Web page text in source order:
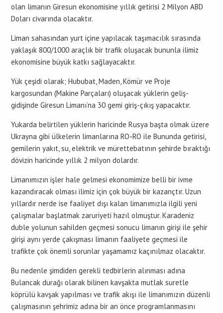
olan limanın Giresun ekonomisine yıllık getirisi 2 Milyon ABD
Doları civarında olacaktır.
Liman sahasından yurt içine yapılacak taşımacılık sırasında
yaklaşık 800/1000 araçlık bir trafik oluşacak bununla ilimiz
ekonomisine büyük katkı sağlayacaktır.
Yük çeşidi olarak; Hububat, Maden, Kömür ve Proje
kargosundan (Makine Parçaları) oluşacak yüklerin geliş-
gidişinde Giresun Limanı’na 30 gemi giriş-çıkış yapacaktır.
Yukarda belirtilen yüklerin haricinde Rusya başta olmak üzere
Ukrayna gibi ülkelerin limanlarına RO-RO ile Bununda getirisi,
gemilerin yakıt, su, elektrik ve mürettebatının şehirde bıraktığı
dövizin haricinde yıllık 2 milyon dolardır.
Limanımızın işler hale gelmesi ekonomimize belli bir ivme
kazandıracak olması ilimiz için çok büyük bir kazançtır. Uzun
yıllardır nerde ise faaliyet dışı kalan limanımızla ilgili yeni
çalışmalar başlatmak zaruriyeti hazıl olmuştur. Karadeniz
duble yolunun sahilden geçmesi sonucu limanın girişi ile şehir
girişi aynı yerde çakışması limanın faaliyete geçmesi ile
trafikte çok önemli sorunlar yaşamamız kaçınılmaz olacaktır.
Bu nedenle şimdiden gerekli tedbirlerin alınması adına
Bulancak durağı olarak bilinen kavşakta mutlak suretle
köprülü kavşak yapılması ve trafik akışı ile limanımızın düzenli
çalışmasının şehrimiz adına bir an önce programlanmasını